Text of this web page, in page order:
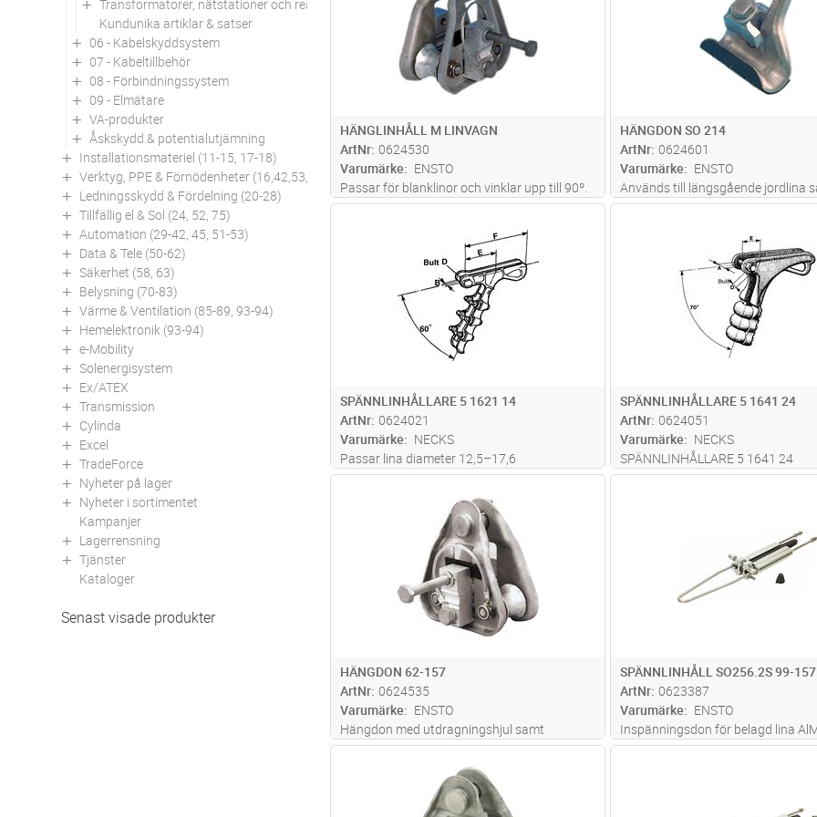
Transformatorer, nätstationer och reaktorer
Kundunika artiklar & satser
06 - Kabelskyddsystem
07 - Kabeltillbehör
08 - Förbindningssystem
09 - Elmätare
VA-produkter
Åskskydd & potentialutjämning
Installationsmateriel (11-15, 17-18)
Verktyg, PPE & Förnödenheter (16,42,53,94)
Ledningsskydd & Fördelning (20-28)
Tillfällig el & Sol (24, 52, 75)
Automation (29-42, 45, 51-53)
Data & Tele (50-62)
Säkerhet (58, 63)
Belysning (70-83)
Värme & Ventilation (85-89, 93-94)
Hemelektronik (93-94)
e-Mobility
Solenergisystem
Ex/ATEX
Transmission
Cylinda
Excel
TradeForce
Nyheter på lager
Nyheter i sortimentet
Kampanjer
Lagerrensning
Tjänster
Kataloger
Senast visade produkter
...läs mer
HÄNGLINHÅLL M LINVAGN
ArtNr 0624530
Varumärke
ENSTO
Passar för blanklinor och vinklar upp till 90º.
Hängdonet fungerar även som en linvagn
och därmed elimineras behovet av separata
linvagnar. Linskarvar med en diameter under
30 mm kan dras genom hängd...läs mer
HÄNGDON SO 214
ArtNr 0624601
Varumärke
ENSTO
Används till längsgående jordlina
bärlina på exempelvis Exclight -H -
SPÄNNLINHÅLLARE 5 1621 14
ArtNr 0624021
Varumärke
NECKS
Passar lina diameter 12,5–17,6
SPÄNNLINHÅLLARE 5 1641 24
ArtNr 0624051
Varumärke
NECKS
SPÄNNLINHÅLLARE 5 1641 24
Lägg i kundvagn
HÄNGDON 62-157
ArtNr 0624535
Varumärke
ENSTO
Hängdon med utdragningshjul samt
penetrerande klämma för shuntning,
kompletteras vid behov med SDI27.2
SPÄNNLINHÅLL SO256.2S 99-157
ArtNr 0623387
Varumärke
ENSTO
Inspänningsdon för belagd lina
157 samt FeAl 99 och för kabel
avgreningskontakten och förhindrar
Lägg i kundvagn